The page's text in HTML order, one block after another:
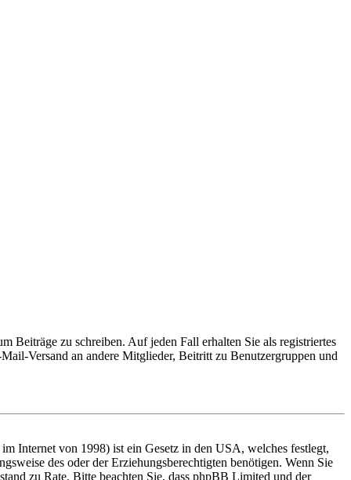
Beiträge zu schreiben. Auf jeden Fall erhalten Sie als registriertes
Versand an andere Mitglieder, Beitritt zu Benutzergruppen und
Internet von 1998) ist ein Gesetz in den USA, welches festlegt,
des oder der Erziehungsberechtigten benötigen. Wenn Sie
zu Rate. Bitte beachten Sie, dass phpBB Limited und der